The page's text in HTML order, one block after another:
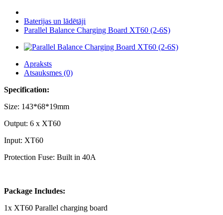
Baterijas un lādētāji
Parallel Balance Charging Board XT60 (2-6S)
Apraksts
Atsauksmes (0)
Specification:
Size: 143*68*19mm
Output: 6 x XT60
Input: XT60
Protection Fuse: Built in 40A
Package Includes:
1x XT60 Parallel charging board